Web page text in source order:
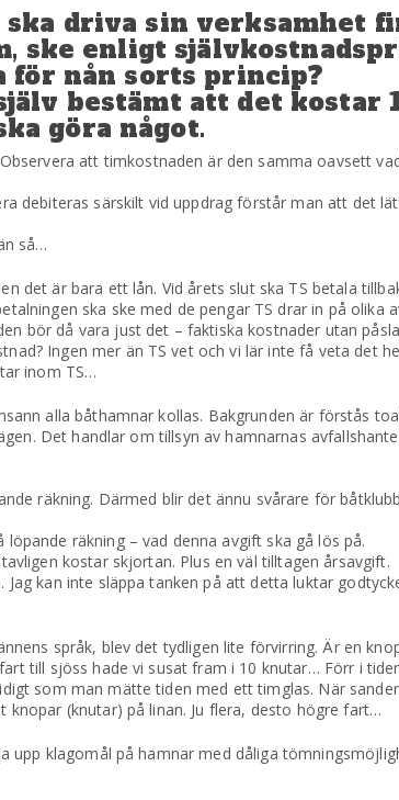
driva sin verksamhet
ske enligt
för nån sorts princip?
bestämt att det kostar
göra något.
att timkostnaden är den samma oavsett
debiteras särskilt vid uppdrag förstår man att det
så…
det är bara ett lån. Vid årets slut ska TS betala
ska ske med de pengar TS drar in på olika
bör då vara just det – faktiska kostnader utan
Ingen mer än TS vet och vi lär inte få veta det
inom TS…
alla båthamnar kollas. Bakgrunden är förstås
Det handlar om tillsyn av hamnarnas
räkning. Därmed blir det ännu svårare för
räkning – vad denna avgift ska gå lös på.
kostar skjortan. Plus en väl tilltagen årsavgift.
kan inte släppa tanken på att detta luktar
språk, blev det tydligen lite förvirring. Är en
till sjöss hade vi susat fram i 10 knutar… Förr i
som man mätte tiden med ett timglas. När
knopar (knutar) på linan. Ju flera, desto högre fart…
klagomål på hamnar med dåliga